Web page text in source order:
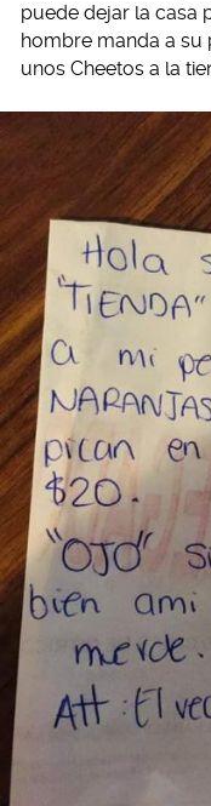
puede dejar la casa
hombre manda a su
unos Cheetos a la